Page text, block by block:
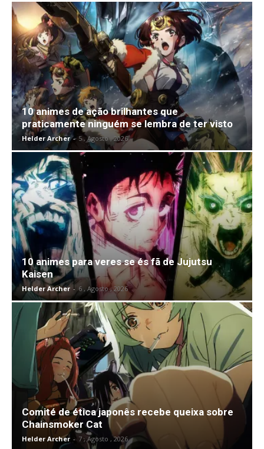
10 animes de ação brilhantes que
praticamente ninguém se lembra de ter visto
Helder Archer - 5 , Agosto , 2026
10 animes para veres se és fã de Jujutsu
Kaisen
Helder Archer - 6 , Agosto , 2026
Comité de ética japonês recebe queixa sobre
Chainsmoker Cat
Helder Archer - 7 , Agosto , 2026